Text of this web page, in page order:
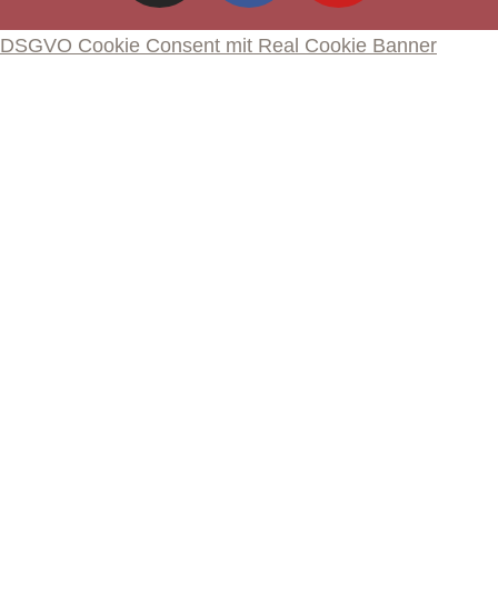
DSGVO Cookie Consent mit Real Cookie Banner